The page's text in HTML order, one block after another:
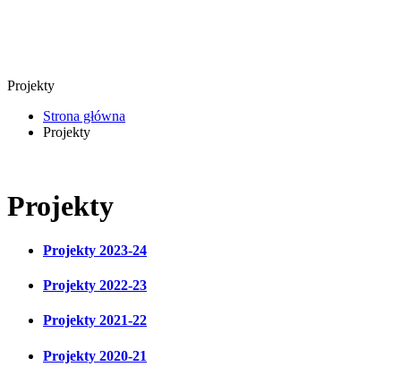
Projekty
Strona główna
Projekty
Projekty
Projekty 2023-24
Projekty 2022-23
Projekty 2021-22
Projekty 2020-21